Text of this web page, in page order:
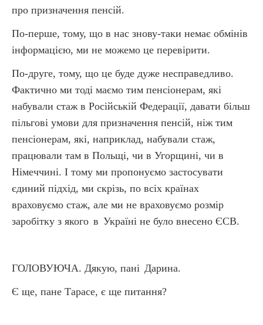
про призначення пенсій.
По-перше, тому, що в нас знову-таки немає обмінів
інформацією, ми не можемо це перевірити.
По-друге, тому, що це буде дуже несправедливо.
Фактично ми тоді маємо тим пенсіонерам, які
набували стаж в Російській Федерації, давати більш
пільгові умови для призначення пенсій, ніж тим
пенсіонерам, які, наприклад, набували стаж,
працювали там в Польщі, чи в Угорщині, чи в
Німеччині. І тому ми пропонуємо застосувати
єдиний підхід, ми скрізь, по всіх країнах
враховуємо стаж, але ми не враховуємо розмір
заробітку з якого в Україні не було внесено ЄСВ.
ГОЛОВУЮЧА. Дякую, пані Дарина.
Є ще, пане Тарасе, є ще питання?